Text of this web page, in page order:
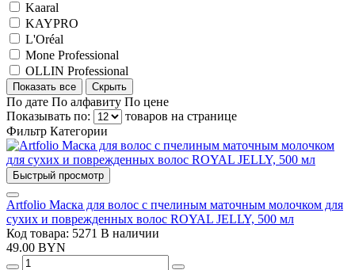
Kaaral
KAYPRO
L'Oréal
Mone Professional
OLLIN Professional
Показать все Скрыть
По дате По алфавиту По цене
Показывать по:
товаров на странице
Фильтр Категории
Быстрый просмотр
Artfolio Маска для волос с пчелиным маточным молочком для
сухих и поврежденных волос ROYAL JELLY, 500 мл
Код товара: 5271 В наличии
49.00 BYN